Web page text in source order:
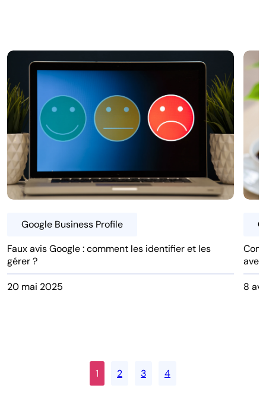
Google Business Profile
Faux avis Google : comment les identifier et les
gérer ?
20 mai 2025 8
1 2 3 4